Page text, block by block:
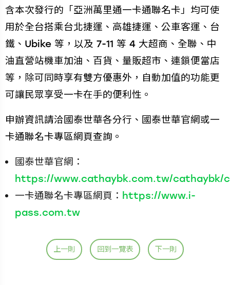
含本次發行的「亞洲萬里通一卡通聯名卡」均可使
用於全台搭乘台北捷運、高雄捷運、公車客運、台
鐵、Ubike 等，以及 7-11 等 4 大超商、全聯、中
油直營站機車加油、百貨、量販超市、連鎖便當店
等，除可同時享有雙方優惠外，自動加值的功能更
可讓民眾享受一卡在手的便利性。
申辦資訊請洽國泰世華各分行、國泰世華官網或一
卡通聯名卡專區網頁查詢。
國泰世華官網：
https://www.cathaybk.com.tw/cathaybk/
一卡通聯名卡專區網頁： https://www.i-
pass.com.tw
上一則 回到一覽表 下一則